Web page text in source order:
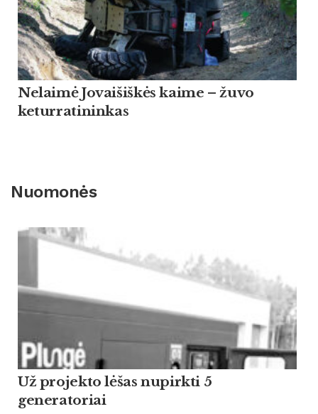
Nelaimė Jovaišiškės kaime – žuvo
keturratininkas
Nuomonės
Už projekto lėšas nupirkti 5
generatoriai